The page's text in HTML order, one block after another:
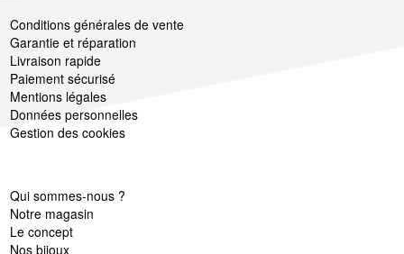
Conditions générales de vente
Garantie et réparation
Livraison rapide
Paiement sécurisé
Mentions légales
Données personnelles
Gestion des cookies
Qui sommes-nous ?
Notre magasin
Le concept
Nos bijoux